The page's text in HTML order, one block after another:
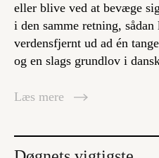
Log ind
eller blive ved at bevæge
i den samme retning,
verdensfjernt ud ad én
og en slags grundlov i
Læs mere